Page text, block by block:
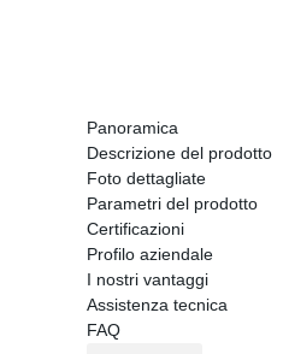
Panoramica
Descrizione del prodotto
Foto dettagliate
Parametri del prodotto
Certificazioni
Profilo aziendale
I nostri vantaggi
Assistenza tecnica
FAQ